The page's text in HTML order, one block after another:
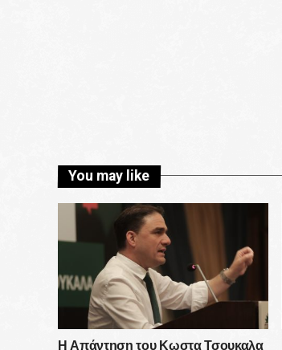
You may like
Η Απάντηση του Κωστα Τσουκαλα